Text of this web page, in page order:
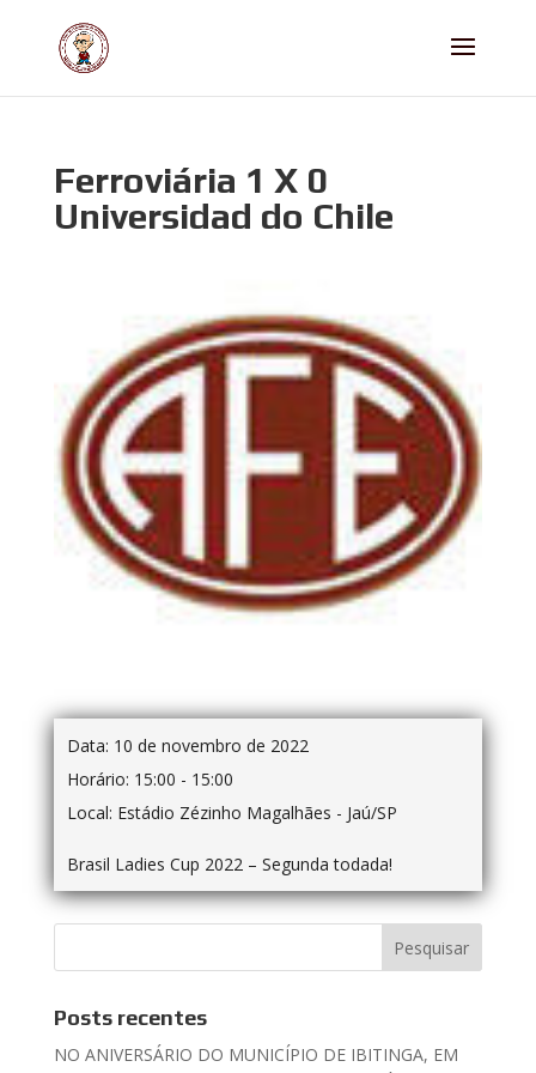
Ferroviária 1 X 0
Universidad do Chile
Data: 10 de novembro de 2022
Horário: 15:00 - 15:00
Local: Estádio Zézinho Magalhães - Jaú/SP
Brasil Ladies Cup 2022 – Segunda todada!
Posts recentes
NO ANIVERSÁRIO DO MUNICÍPIO DE IBITINGA, EM